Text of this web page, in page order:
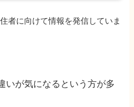
者に向けて情報を発信していま
いが気になるという方が多